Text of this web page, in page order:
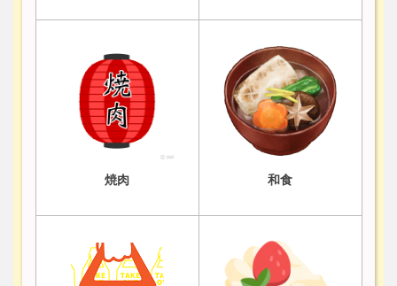
焼肉 和食